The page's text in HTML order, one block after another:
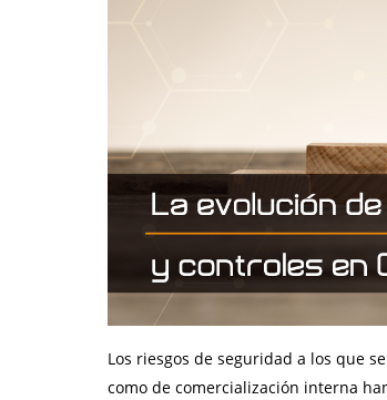
Los riesgos de seguridad a los que
como de comercialización interna